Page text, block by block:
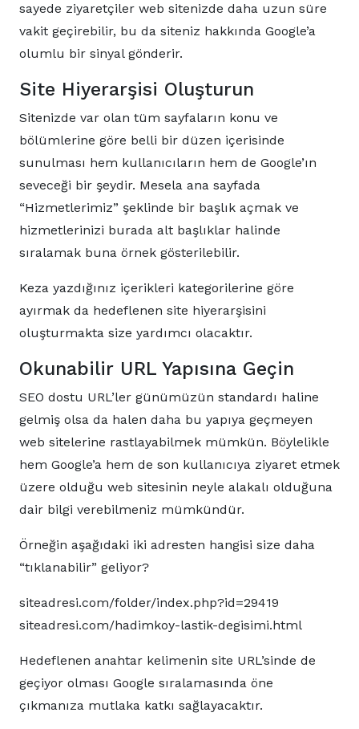
sayede ziyaretçiler web sitenizde daha uzun süre
vakit geçirebilir, bu da siteniz hakkında Google’a
olumlu bir sinyal gönderir.
Site Hiyerarşisi Oluşturun
Sitenizde var olan tüm sayfaların konu ve
bölümlerine göre belli bir düzen içerisinde
sunulması hem kullanıcıların hem de Google’ın
seveceği bir şeydir. Mesela ana sayfada
“Hizmetlerimiz” şeklinde bir başlık açmak ve
hizmetlerinizi burada alt başlıklar halinde
sıralamak buna örnek gösterilebilir.
Keza yazdığınız içerikleri kategorilerine göre
ayırmak da hedeflenen site hiyerarşisini
oluşturmakta size yardımcı olacaktır.
Okunabilir URL Yapısına Geçin
SEO dostu URL’ler günümüzün standardı haline
gelmiş olsa da halen daha bu yapıya geçmeyen
web sitelerine rastlayabilmek mümkün. Böylelikle
hem Google’a hem de son kullanıcıya ziyaret etmek
üzere olduğu web sitesinin neyle alakalı olduğuna
dair bilgi verebilmeniz mümkündür.
Örneğin aşağıdaki iki adresten hangisi size daha
“tıklanabilir” geliyor?
siteadresi.com/folder/index.php?id=29419
siteadresi.com/hadimkoy-lastik-degisimi.html
Hedeflenen anahtar kelimenin site URL’sinde de
geçiyor olması Google sıralamasında öne
çıkmanıza mutlaka katkı sağlayacaktır.